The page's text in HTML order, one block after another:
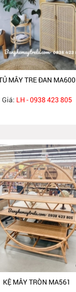
MÂY TRE ĐAN MA600
Giá: LH - 0938 423 805
KỆ MÂY TRÒN MA561